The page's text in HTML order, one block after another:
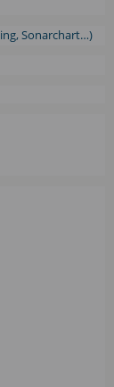
Sonarchart…)